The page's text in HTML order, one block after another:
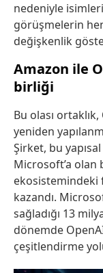
nedeniyle
görüşmelerin
değişkenlik
Amazon ile
birliği
Bu olası ortaklık,
yeniden
Şirket, bu
Microsoft’a olan
ekosistemindeki
kazandı.
sağladığı 13
dönemde
çeşitlendirme